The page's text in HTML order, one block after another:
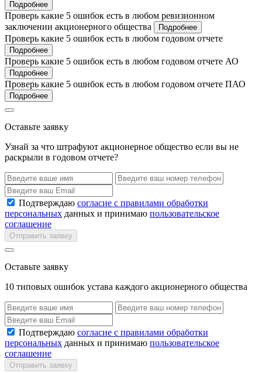
Подробнее
Проверь какие 5 ошибок есть в любом ревизионном
заключении акционерного общества
Подробнее
Проверь какие 5 ошибок есть в любом годовом отчете
Подробнее
Проверь какие 5 ошибок есть в любом годовом отчете АО
Подробнее
Проверь какие 5 ошибок есть в любом годовом отчете ПАО
Подробнее
Оставьте заявку
Узнай за что штрафуют акционерное общество если вы не
раскрыли в годовом отчете?
Подтверждаю согласие с правилами обработки
персональных данных и принимаю пользовательское
соглашение
Отправить заявку
Оставьте заявку
10 типовых ошибок устава каждого акционерного общества
Подтверждаю согласие с правилами обработки
персональных данных и принимаю пользовательское
соглашение
Отправить заявку